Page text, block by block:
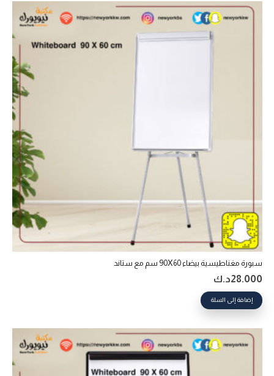
سبورة مغناطيسية بيضاء 90X60 سم مع ستاند
28.000د.ك
إضافة إلى السلة